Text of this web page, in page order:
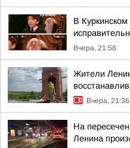
В
Вчера, 21:58
Жители
Вчера, 21:36
На
Ленина